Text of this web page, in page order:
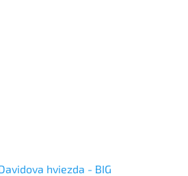
hviezda - BIG